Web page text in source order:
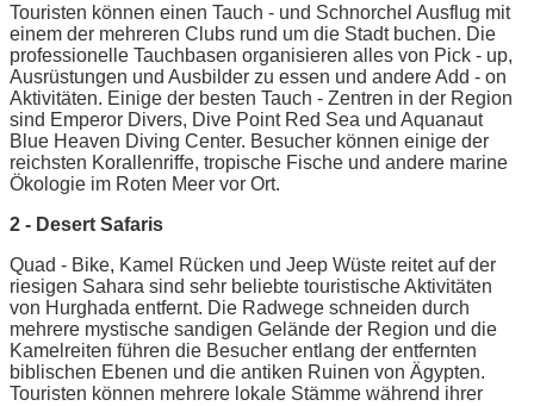
Touristen können einen Tauch - und Schnorchel Ausflug mit
einem der mehreren Clubs rund um die Stadt buchen. Die
professionelle Tauchbasen organisieren alles von Pick - up,
Ausrüstungen und Ausbilder zu essen und andere Add - on
Aktivitäten. Einige der besten Tauch - Zentren in der Region
sind Emperor Divers, Dive Point Red Sea und Aquanaut
Blue Heaven Diving Center. Besucher können einige der
reichsten Korallenriffe, tropische Fische und andere marine
Ökologie im Roten Meer vor Ort.
2 - Desert Safaris
Quad - Bike, Kamel Rücken und Jeep Wüste reitet auf der
riesigen Sahara sind sehr beliebte touristische Aktivitäten
von Hurghada entfernt. Die Radwege schneiden durch
mehrere mystische sandigen Gelände der Region und die
Kamelreiten führen die Besucher entlang der entfernten
biblischen Ebenen und die antiken Ruinen von Ägypten.
Touristen können mehrere lokale Stämme während ihrer